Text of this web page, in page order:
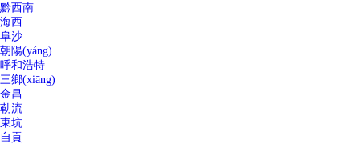
黔西南
海西
阜沙
朝陽(yáng)
呼和浩特
三鄉(xiāng)
金昌
勒流
東坑
自貢